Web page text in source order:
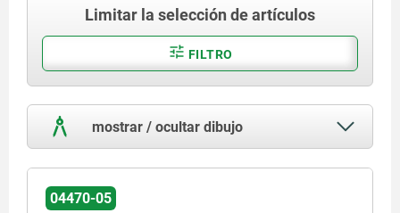
Limitar la selección de artículos
FILTRO
mostrar / ocultar dibujo
04470-05